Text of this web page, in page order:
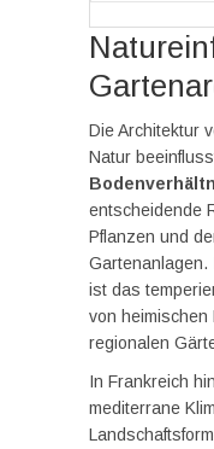
Die Architektur
Natur
entscheidende
Pflanzen und
ist das
von heimischen
regionalen
In Frankreich
mediterrane